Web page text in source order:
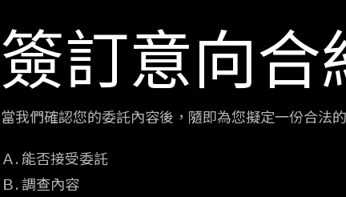
簽訂意向合
當我們確認您的委託內容後，隨即為您擬定一份合法
Ａ. 能否接受委託
Ｂ. 調查內容